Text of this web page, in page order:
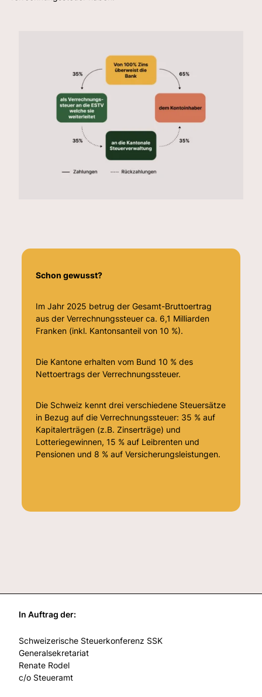
Schon gewusst?
Im Jahr 2025 betrug der Gesamt-Bruttoertrag
aus der Verrechnungssteuer ca. 6,1 Milliarden
Franken (inkl. Kantonsanteil von 10 %).
Die Kantone erhalten vom Bund 10 % des
Nettoertrags der Verrechnungssteuer.
Die Schweiz kennt drei verschiedene Steuersätze
in Bezug auf die Verrechnungssteuer: 35 % auf
Kapitalerträgen (z.B. Zinserträge) und
Lotteriegewinnen, 15 % auf Leibrenten und
Pensionen und 8 % auf Versicherungsleistungen.
In Auftrag der:
Schweizerische Steuerkonferenz SSK
Generalsekretariat
Renate Rodel
c/o Steueramt